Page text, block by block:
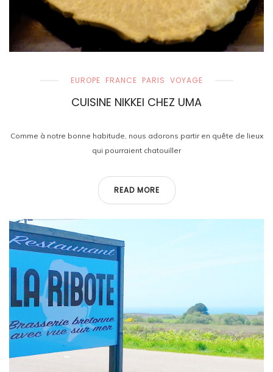
EUROPE FRANCE PARIS VOYAGE
CUISINE NIKKEI CHEZ UMA
Comme à notre bonne habitude, nous adorons partir en quête de lieux
qui pourraient chatouiller
READ MORE